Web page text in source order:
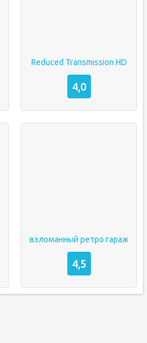
Reduced Transmission HD
4,0
взломанный ретро гараж
4,5